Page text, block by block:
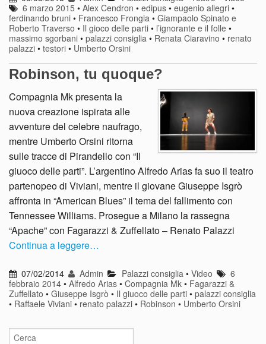
6 marzo 2015 •Alex Cendron •edipus •eugenio allegri •
ferdinando bruni • Francesco Frongia • Giampaolo Spinato e
Roberto Traverso • Il gioco delle parti • l’ignorante e il folle •
massimo sgorbani • palazzi consiglia • Renata Ciaravino • renato
palazzi • testori • Umberto Orsini
Robinson, tu quoque?
Compagnia Mk presenta la
nuova creazione ispirata alle
avventure del celebre naufrago,
mentre Umberto Orsini ritorna
sulle tracce di Pirandello con “Il
giuoco delle parti”. L’argentino Alfredo Arias fa suo il teatro
partenopeo di Viviani, mentre il giovane Giuseppe Isgrò
affronta in “American Blues” il tema del fallimento con
Tennessee Williams. Prosegue a Milano la rassegna
“Apache” con Fagarazzi & Zuffellato – Renato Palazzi
Continua a leggere…
07/02/2014 Admin Palazzi consiglia • Video
6
febbraio 2014 • Alfredo Arias • Compagnia Mk • Fagarazzi &
Zuffellato • Giuseppe Isgrò • Il giuoco delle parti • palazzi consiglia
• Raffaele Viviani • renato palazzi • Robinson • Umberto Orsini